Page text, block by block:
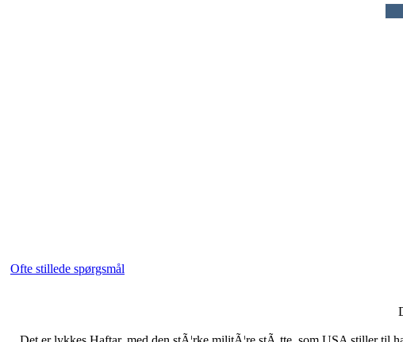
Ofte stillede spørgsmål